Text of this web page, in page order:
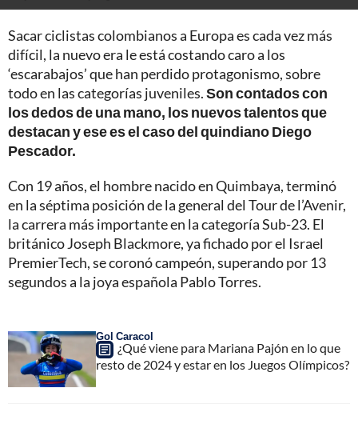
Sacar ciclistas colombianos a Europa es cada vez más
difícil, la nuevo era le está costando caro a los
‘escarabajos’ que han perdido protagonismo, sobre
todo en las categorías juveniles.Son contados con
los dedos de una mano, los nuevos talentos que
destacan y ese es el caso del quindiano Diego
Pescador.
Con 19 años, el hombre nacido en Quimbaya, terminó
en la séptima posición de la general del Tour de l’Avenir,
la carrera más importante en la categoría Sub-23. El
británico Joseph Blackmore, ya fichado por el Israel
PremierTech, se coronó campeón, superando por 13
segundos a la joya española Pablo Torres.
Gol Caracol
¿Qué viene para Mariana Pajón en lo que
resto de 2024 y estar en los Juegos Olímpicos?